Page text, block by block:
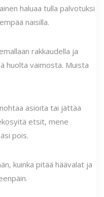
haluaa tulla palvotuksi
naisilla.
rakkaudella ja
huolta vaimosta. Muista
asioita tai jättää
etsit, mene
pois.
kuinka pitää häävalat ja